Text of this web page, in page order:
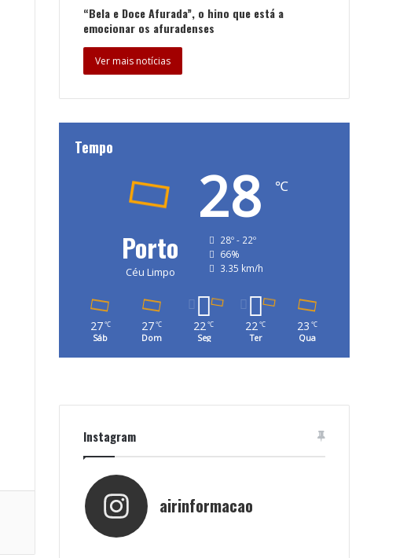
“Bela e Doce Afurada”, o hino que está a
emocionar os afuradenses
Ver mais notícias
Tempo
Porto
Céu Limpo
28 ℃
28º - 22º
66%
3.35 km/h
27 ℃
Sáb
27℃
Dom
22℃
Seg
22℃
Ter
23 ℃
Qua
Instagram
airinformacao